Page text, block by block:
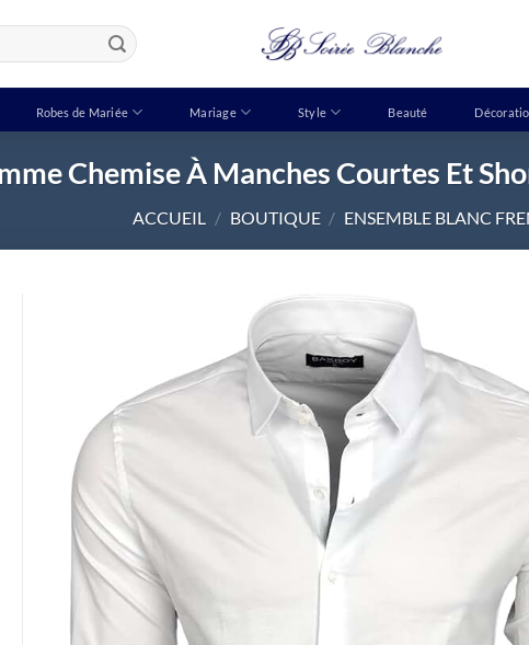
Robes de Mariée Mariage Style Beauté
Chemise À Manches Courtes Et
ACCUEIL / BOUTIQUE / ENSEMBLE BLANC